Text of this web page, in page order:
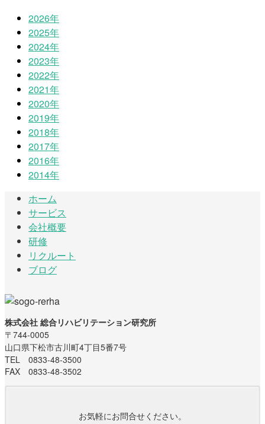
2026年
2025年
2024年
2023年
2022年
2021年
2020年
2019年
2018年
2017年
2016年
2014年
ホーム
サービス
会社概要
研修
リクルート
ブログ
株式会社 総合リハビリテーション研究所
〒744-0005
山口県下松市古川町4丁目5番7号
TEL 0833-48-3500
FAX 0833-48-3502
お気軽にお問合せください。